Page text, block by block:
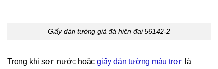
Giấy dán tường giả đá hiện đại 56142-2
Trong khi sơn nước hoặc giấy dán tường màu trơn là